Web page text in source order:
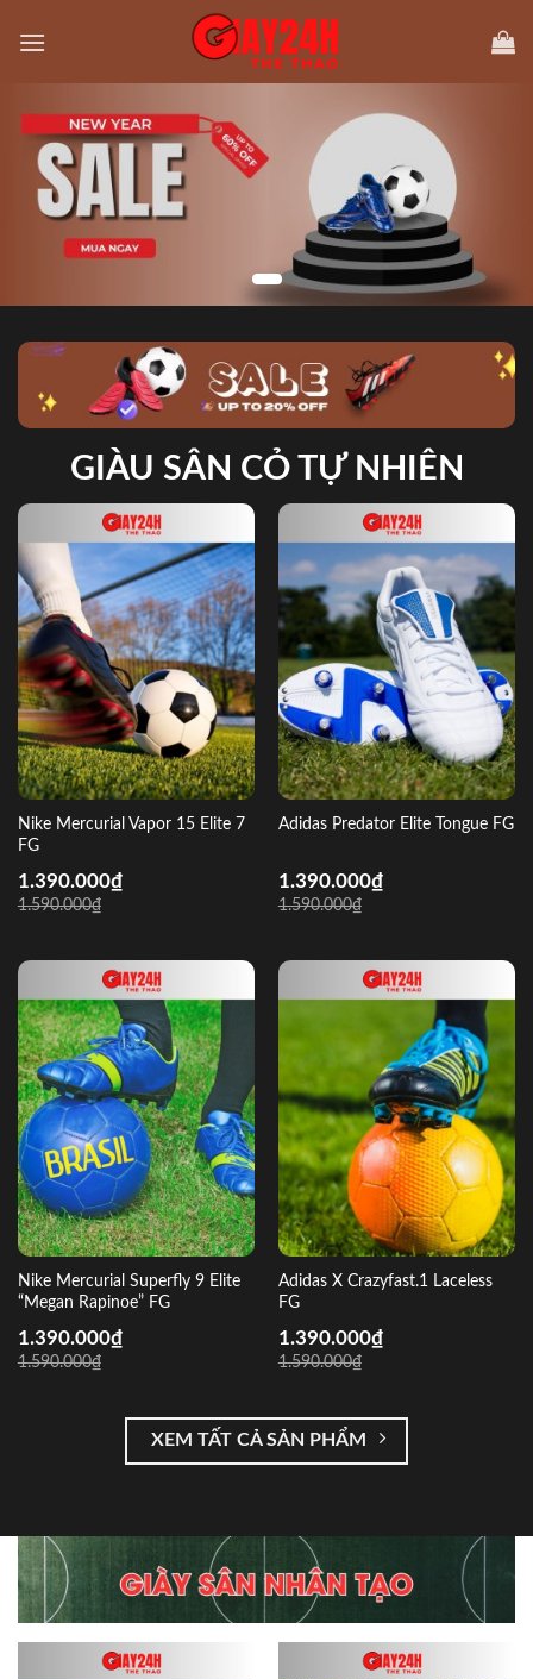
GIÀU SÂN CỎ TỰ NHIÊN
Nike Mercurial Vapor 15 Elite 7
FG
1.590.000₫
1.390.000₫
Adidas Predator Elite Tongue FG
1.590.000₫
1.390.000₫
Nike Mercurial Superfly 9 Elite
“Megan Rapinoe” FG
1.590.000₫
1.390.000₫
Adidas X Crazyfast.1 Laceless
FG
1.590.000₫
1.390.000₫
XEM TẤT CẢ SẢN PHẨM